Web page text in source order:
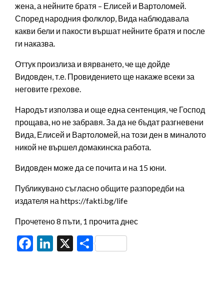
жена, а нейните братя – Елисей и Вартоломей.
Според народния фолклор, Вида наблюдавала
какви бели и пакости вършат нейните братя и после
ги наказва.
Оттук произлиза и вярването, че ще дойде
Видовден, т.е. Провидението ще накаже всеки за
неговите грехове.
Народът използва и още една сентенция, че Господ
прощава, но не забравя. За да не бъдат разгневени
Вида, Елисей и Вартоломей, на този ден в миналото
никой не вършел домакинска работа.
Видовден може да се почита и на 15 юни.
Публикувано съгласно общите разпоредби на
издателя на https://fakti.bg/life
Прочетено 8 пъти, 1 прочита днес
Facebook
LinkedIn
X Share